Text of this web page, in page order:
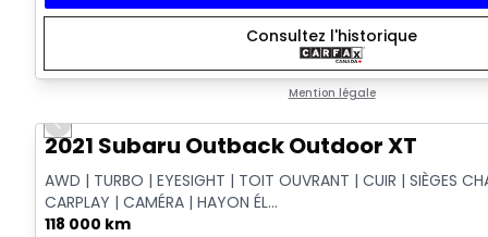
Consultez l'historique
Mention légale
Vidéo disponible
Previous slide
2021 Subaru Outback Outdoor XT
AWD | TURBO | EYESIGHT | TOIT OUVRANT | CUIR | SIÈGES
CARPLAY | CAMÉRA | HAYON ÉL...
118 000 km